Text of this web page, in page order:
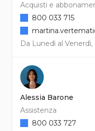
Acquisti e
Da Lunedì al Venerdì,
800 033 715
Alessia Barone
Assistenza
800 033 727